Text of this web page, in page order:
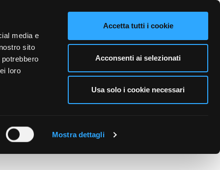
media e
sito
loro
Mostra dettagli
Accetta tutti i cookie
Acconsenti ai selezionati
Usa solo i cookie necessari
LINGUE
NAZIONE VENDITA
CONTATTI
CURA DELL'AMBIENTE BUSINESS
DRINK